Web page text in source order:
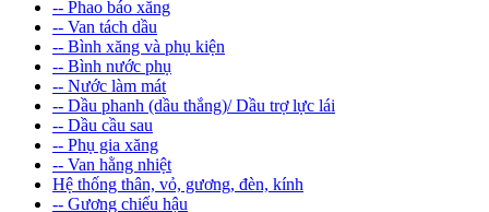
-- Phao báo xăng
-- Van tách dầu
-- Bình xăng và phụ kiện
-- Bình nước phụ
-- Nước làm mát
-- Dầu phanh (dầu thắng)/ Dầu trợ lực lái
-- Dầu cầu sau
-- Phụ gia xăng
-- Van hằng nhiệt
Hệ thống thân, vỏ, gương, đèn, kính
-- Gương chiếu hậu